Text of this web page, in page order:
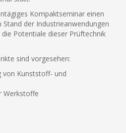
Kompaktseminar einen
der Industrieanwendungen
Potentiale dieser Prüftechnik
sind vorgesehen:
von Kunststoff- und
Werkstoffe